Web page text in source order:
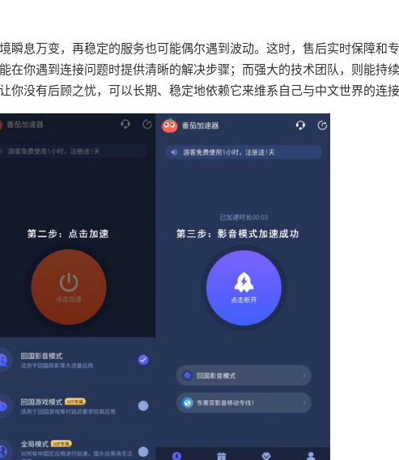
瞬息万变，再稳定的服务也可能偶尔遇到波动。这时，售后实时保障和
在你遇到连接问题时提供清晰的解决步骤；而强大的技术团队，则能持
没有后顾之忧，可以长期、稳定地依赖它来维系自己与中文世界的连接